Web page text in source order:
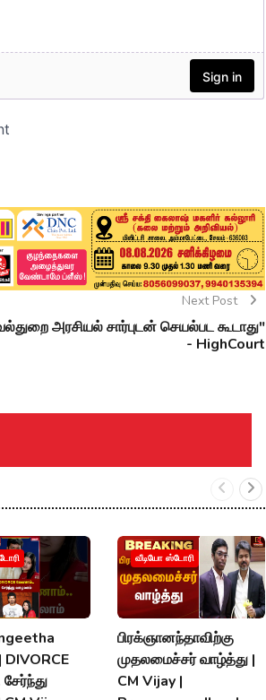
Next Post
அரசியல் சார்புடன் செயல்பட கூடாது"
- HighCourt
வீடியோ ஸ்டோரி
பிரக்ஞானந்தாவிற்கு
முதலமைச்சர் வாழ்த்து |
CM Vijay |